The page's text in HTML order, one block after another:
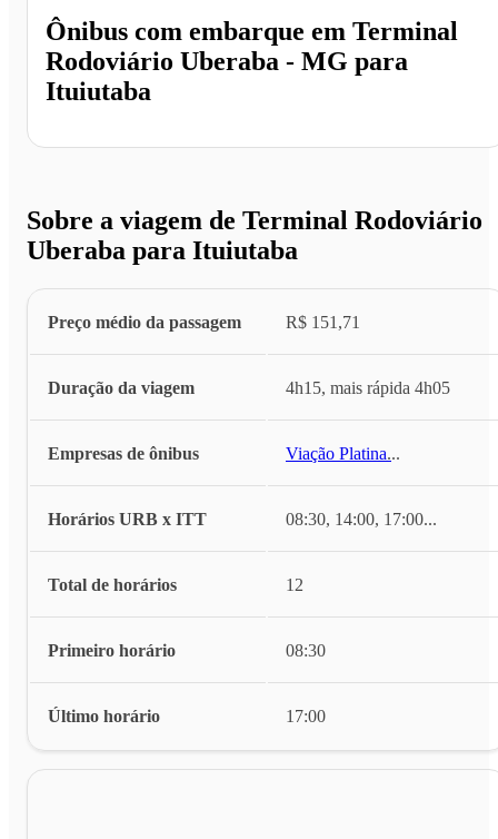
Ônibus com embarque em Terminal
Rodoviário Uberaba - MG para
Ituiutaba
Sobre a viagem de Terminal Rodoviário
Uberaba para Ituiutaba
Preço médio da passagem R$ 151,71
Duração da viagem 4h15, mais rápida 4h05
Empresas de ônibus Viação Platina...
Horários URB x ITT 08:30, 14:00, 17:00...
Total de horários 12
Primeiro horário 08:30
Último horário 17:00